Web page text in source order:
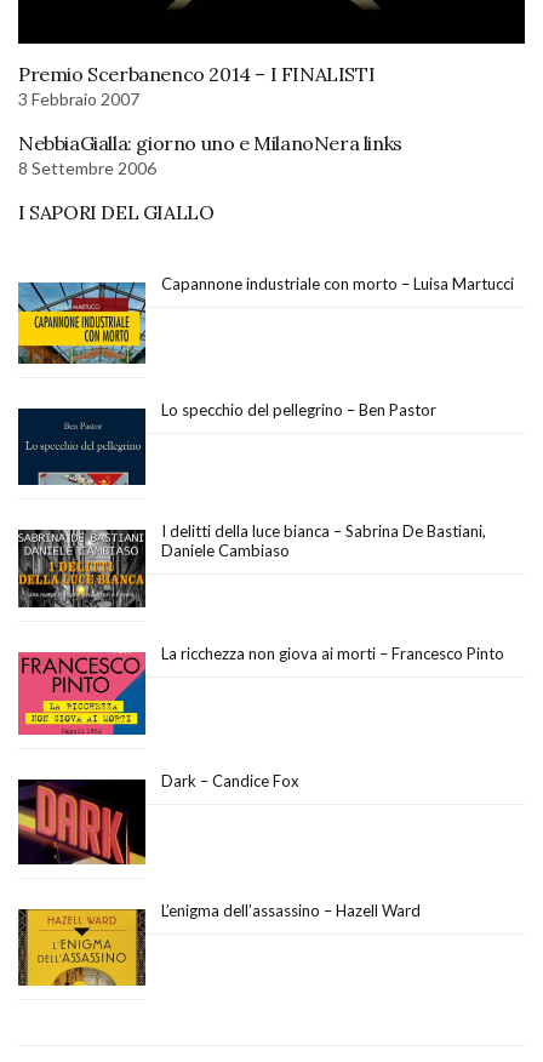
Premio Scerbanenco 2014 – I FINALISTI
3 Febbraio 2007
NebbiaGialla: giorno uno e MilanoNera links
8 Settembre 2006
I SAPORI DEL GIALLO
Capannone industriale con morto – Luisa Martucci
Lo specchio del pellegrino – Ben Pastor
I delitti della luce bianca – Sabrina De Bastiani,
Daniele Cambiaso
La ricchezza non giova ai morti – Francesco Pinto
Dark – Candice Fox
L’enigma dell’assassino – Hazell Ward